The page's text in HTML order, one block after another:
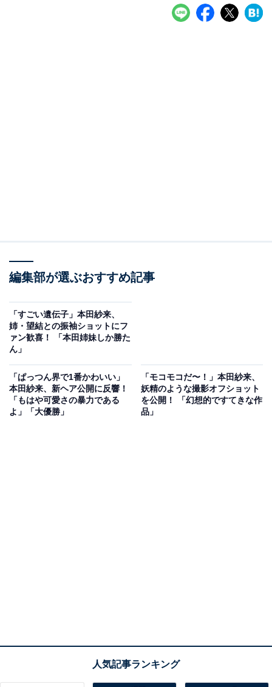
編集部が選ぶおすすめ記事
「すごい遺伝子」本田紗来、
姉・望結との振袖ショットにフ
ァン歓喜！ 「本田姉妹しか勝た
ん」
「ぱっつん界で1番かわいい」
本田紗来、新ヘア公開に反響！
「もはや可愛さの暴力である
よ」「大優勝」
「モコモコだ〜！︎」本田紗来、
妖精のような撮影オフショット
を公開！ 「幻想的ですてきな作
品」